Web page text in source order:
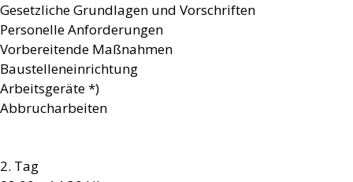
Gesetzliche Grundlagen und Vorschriften
Personelle Anforderungen
Vorbereitende Maßnahmen
Baustelleneinrichtung
Arbeitsgeräte *)
Abbrucharbeiten
2. Tag